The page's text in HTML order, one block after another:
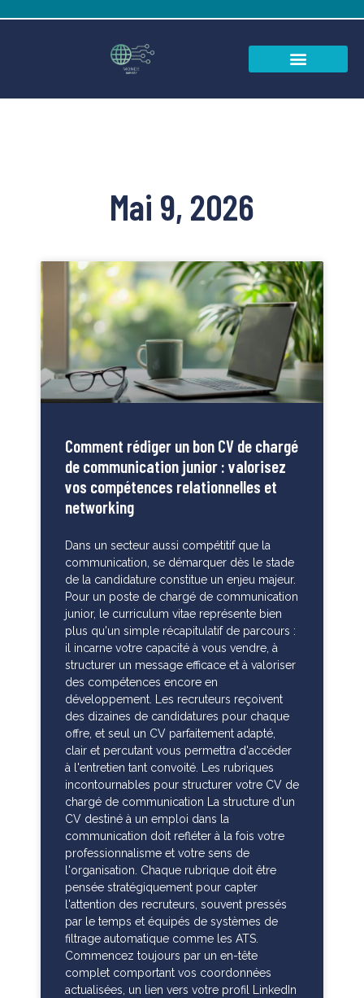
Mai 9, 2026
Comment rédiger un bon CV de chargé
de communication junior : valorisez
vos compétences relationnelles et
networking
Dans un secteur aussi compétitif que la
communication, se démarquer dès le stade
de la candidature constitue un enjeu majeur.
Pour un poste de chargé de communication
junior, le curriculum vitae représente bien
plus qu'un simple récapitulatif de parcours :
il incarne votre capacité à vous vendre, à
structurer un message efficace et à valoriser
des compétences encore en
développement. Les recruteurs reçoivent
des dizaines de candidatures pour chaque
offre, et seul un CV parfaitement adapté,
clair et percutant vous permettra d'accéder
à l'entretien tant convoité. Les rubriques
incontournables pour structurer votre CV de
chargé de communication La structure d'un
CV destiné à un emploi dans la
communication doit refléter à la fois votre
professionnalisme et votre sens de
l'organisation. Chaque rubrique doit être
pensée stratégiquement pour capter
l'attention des recruteurs, souvent pressés
par le temps et équipés de systèmes de
filtrage automatique comme les ATS.
Commencez toujours par un en-tête
complet comportant vos coordonnées
actualisées, un lien vers votre profil LinkedIn